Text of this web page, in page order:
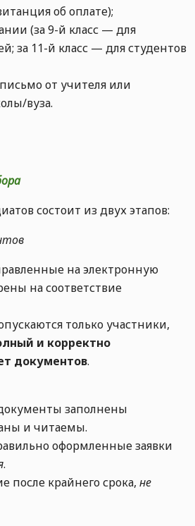
об оплате);
(за 9-й класс — для
за 11-й класс — для студентов
от учителя или
вуза.
состоит из двух этапов:
на электронную
на соответствие
только участники,
и корректно
документов.
заполнены
и читаемы.
оформленные заявки
.
после крайнего срока, не